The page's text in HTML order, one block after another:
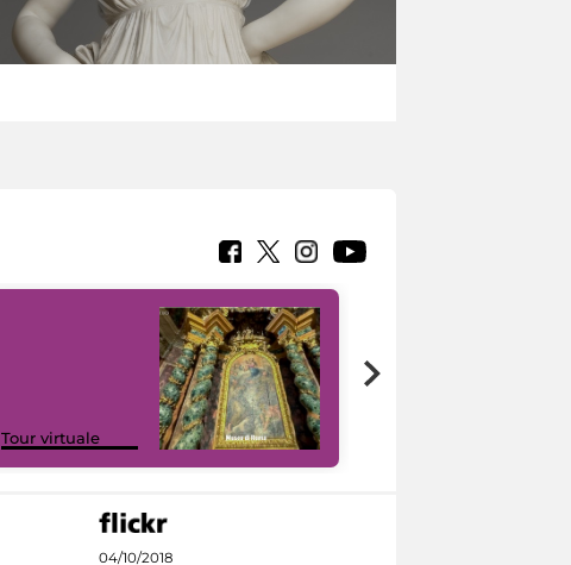
Tour virtuale
04/10/2018